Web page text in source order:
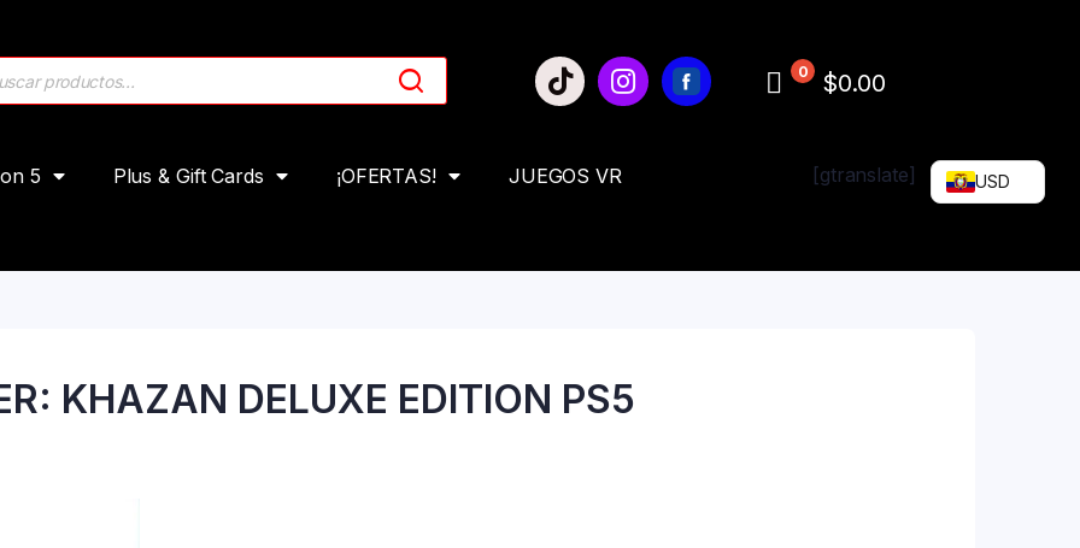
0 $0.00
5 Plus & Gift Cards ¡OFERTAS! JUEGOS VR [gtranslate] USD
KHAZAN DELUXE EDITION PS5